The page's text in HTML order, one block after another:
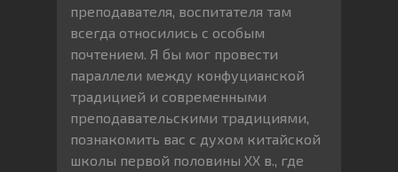
преподавателя, воспитателя там
всегда относились с особым
почтением. Я бы мог провести
параллели между конфуцианской
традицией и современными
преподавательскими традициями,
познакомить вас с духом китайской
школы первой половины ХХ в., где